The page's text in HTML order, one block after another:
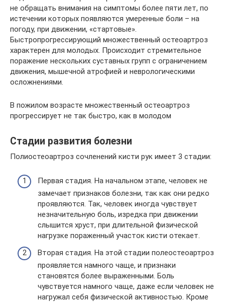
не обращать внимания на симптомы более пяти лет, по
истечении которых появляются умеренные боли – на
погоду, при движении, «стартовые».
Быстропрогрессирующий множественный остеоартроз
характерен для молодых. Происходит стремительное
поражение нескольких суставных групп с ограничением
движения, мышечной атрофией и неврологическими
осложнениями.
В пожилом возрасте множественный остеоартроз
прогрессирует не так быстро, как в молодом
Стадии развития болезни
Полиостеоартроз сочленений кисти рук имеет 3 стадии:
Первая стадия. На начальном этапе, человек не
замечает признаков болезни, так как они редко
проявляются. Так, человек иногда чувствует
незначительную боль, изредка при движении
слышится хруст, при длительной физической
нагрузке пораженный участок кисти отекает.
Вторая стадия. На этой стадии полеостеоартроз
проявляется намного чаще, и признаки
становятся более выраженными. Боль
чувствуется намного чаще, даже если человек не
нагружал себя физической активностью. Кроме